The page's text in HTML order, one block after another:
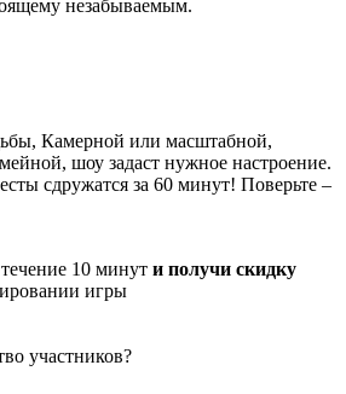
незабываемым.
Камерной или масштабной,
шоу задаст нужное настроение.
сдружатся за 60 минут! Поверьте –
10 минут и получи скидку
игры
участников?